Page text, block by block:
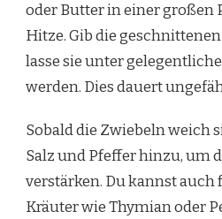
oder Butter in einer großen
Hitze. Gib die
lasse sie unter
werden. Dies dauert
Sobald die Zwiebeln weich
Salz und Pfeffer hinzu, um
verstärken. Du kannst auch
Kräuter wie Thymian oder